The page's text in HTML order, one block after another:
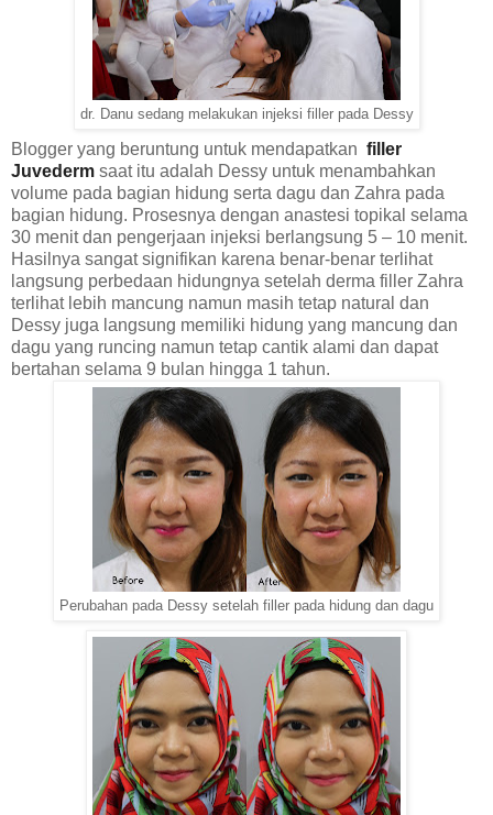
dr. Danu sedang melakukan injeksi filler pada Dessy
Blogger yang beruntung untuk mendapatkan filler
Juvederm saat itu adalah Dessy untuk menambahkan
volume pada bagian hidung serta dagu dan Zahra pada
bagian hidung. Prosesnya dengan anastesi topikal selama
30 menit dan pengerjaan injeksi berlangsung 5 – 10 menit.
Hasilnya sangat signifikan karena benar-benar terlihat
langsung perbedaan hidungnya setelah derma filler Zahra
terlihat lebih mancung namun masih tetap natural dan
Dessy juga langsung memiliki hidung yang mancung dan
dagu yang runcing namun tetap cantik alami dan dapat
bertahan selama 9 bulan hingga 1 tahun.
Perubahan pada Dessy setelah filler pada hidung dan dagu